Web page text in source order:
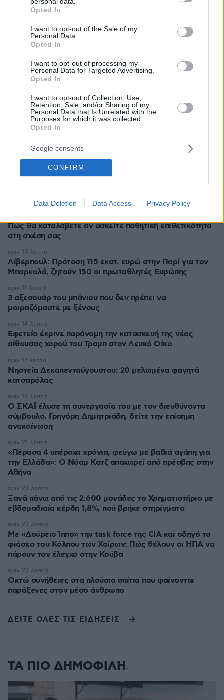
grant or deny consent to Google and its third-party tags to
use your data for below specified purposes in below Google
consent section.
Opted In
I want to opt-out of the Sale of my
Personal Data.
Opted In
I want to opt-out of processing my
Personal Data for Targeted Advertising.
Opted In
I want to opt-out of Collection, Use,
Retention, Sale, and/or Sharing of my
Personal Data that Is Unrelated with the
Purposes for which it was collected.
Opted In
Google consents
CONFIRM
Data Deletion Data Access Privacy Policy
27.07.2026, 06:00
Η Smart φοιτητική κατοικία στην καρδιά της Αθήνας
03.08.2026, 10:56
Επαγγελματική Εκπαίδευση & Εξειδίκευση: Το Mοντέλο που
σε Bάζει στην Aγορά Eργασίας
26.07.2026, 09:54
ΡΟΗ ΕΙΔΗΣΕΩΝ
Πώς θα καταλάβετε αν ασκείτε παθητική επιθετικότητα
στη σχέση σας
Λίβερπουλ: Πρόταση 115 εκατ. ευρώ στην Παρί για τον
Μπαρκολά, ζητούν 150 οι πρωταθλητές Ευρώπης
πριν 10 λεπτά
3 αξεσουάρ του μπάνιου που δεν πρέπει να
μοιραζόμαστε με ξένους
πριν 11 λεπτά
Εφετείο έκρινε παράνομη την κατασκευή της νέας
αίθουσας χορού του Τραμπ στον Λευκό Οίκο
πριν 14 λεπτά
Νηστεία Δεκαπενταύγουστου: 20 μελωμένα φαγητά
κατσαρόλας
πριν 17 λεπτά
Ο ΣΚΑΪ έλυσε τη συνεργασία του με τον διευθύνοντα
σύμβουλο, Γρηγόρη Δημητριάδη, δείτε την επίσημη
ανακοίνωση
πριν 19 λεπτά
«Πέρασα 4 υπέροχα χρόνια, φεύγω με βαθιά αγάπη για
την Ελλάδα»: Ο Νόαμ Κατζ αποχωρεί από πρέσβης στην
Αθήνα
πριν 21 λεπτά
Ξανά πάνω από τις 2.600 μονάδες το Χρηματιστήριο με
εβδομαδιαία κέρδη 1,8%, πού βρήκε στηρίγματα
πριν 23 λεπτά
Με «Δούρειο Ίππο» την task force της CIA και οδηγό το
φιάσκο του Κόλπου των Χοίρων: Πώς θέλουν οι ΗΠΑ να
πάρουν τον έλεγχο στην Κούβα
πριν 23 λεπτά
Οκτώ συνήθειες στα πλούσια σπίτια που φαίνονται
παράξενες στον μέσο άνθρωπο
πριν 23 λεπτά
ΔΕΙΤΕ ΟΛΕΣ ΤΙΣ ΕΙΔΗΣΕΙΣ
ΤΑ ΠΙΟ ΔΗΜΟΦΙΛΗ